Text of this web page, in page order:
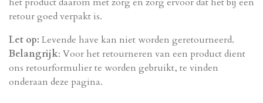
retour goed verpakt is.
Let op: Levende have kan niet worden geretourneerd.
Belangrijk: Voor het retourneren van een product dient
ons retourformulier te worden gebruikt, te vinden
onderaan deze pagina.